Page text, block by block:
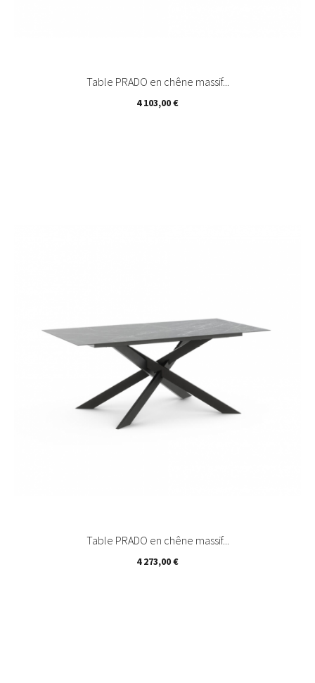
Table PRADO en chêne massif...
Prix
4 103,00 €
Table PRADO en chêne massif...
Prix
4 273,00 €